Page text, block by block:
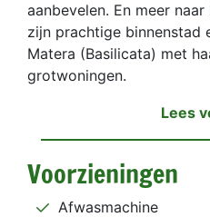
aanbevelen. En meer
zijn prachtige binnenstad
Matera (Basilicata) met
grotwoningen.
Lees
Voorzieningen
Afwasmachine